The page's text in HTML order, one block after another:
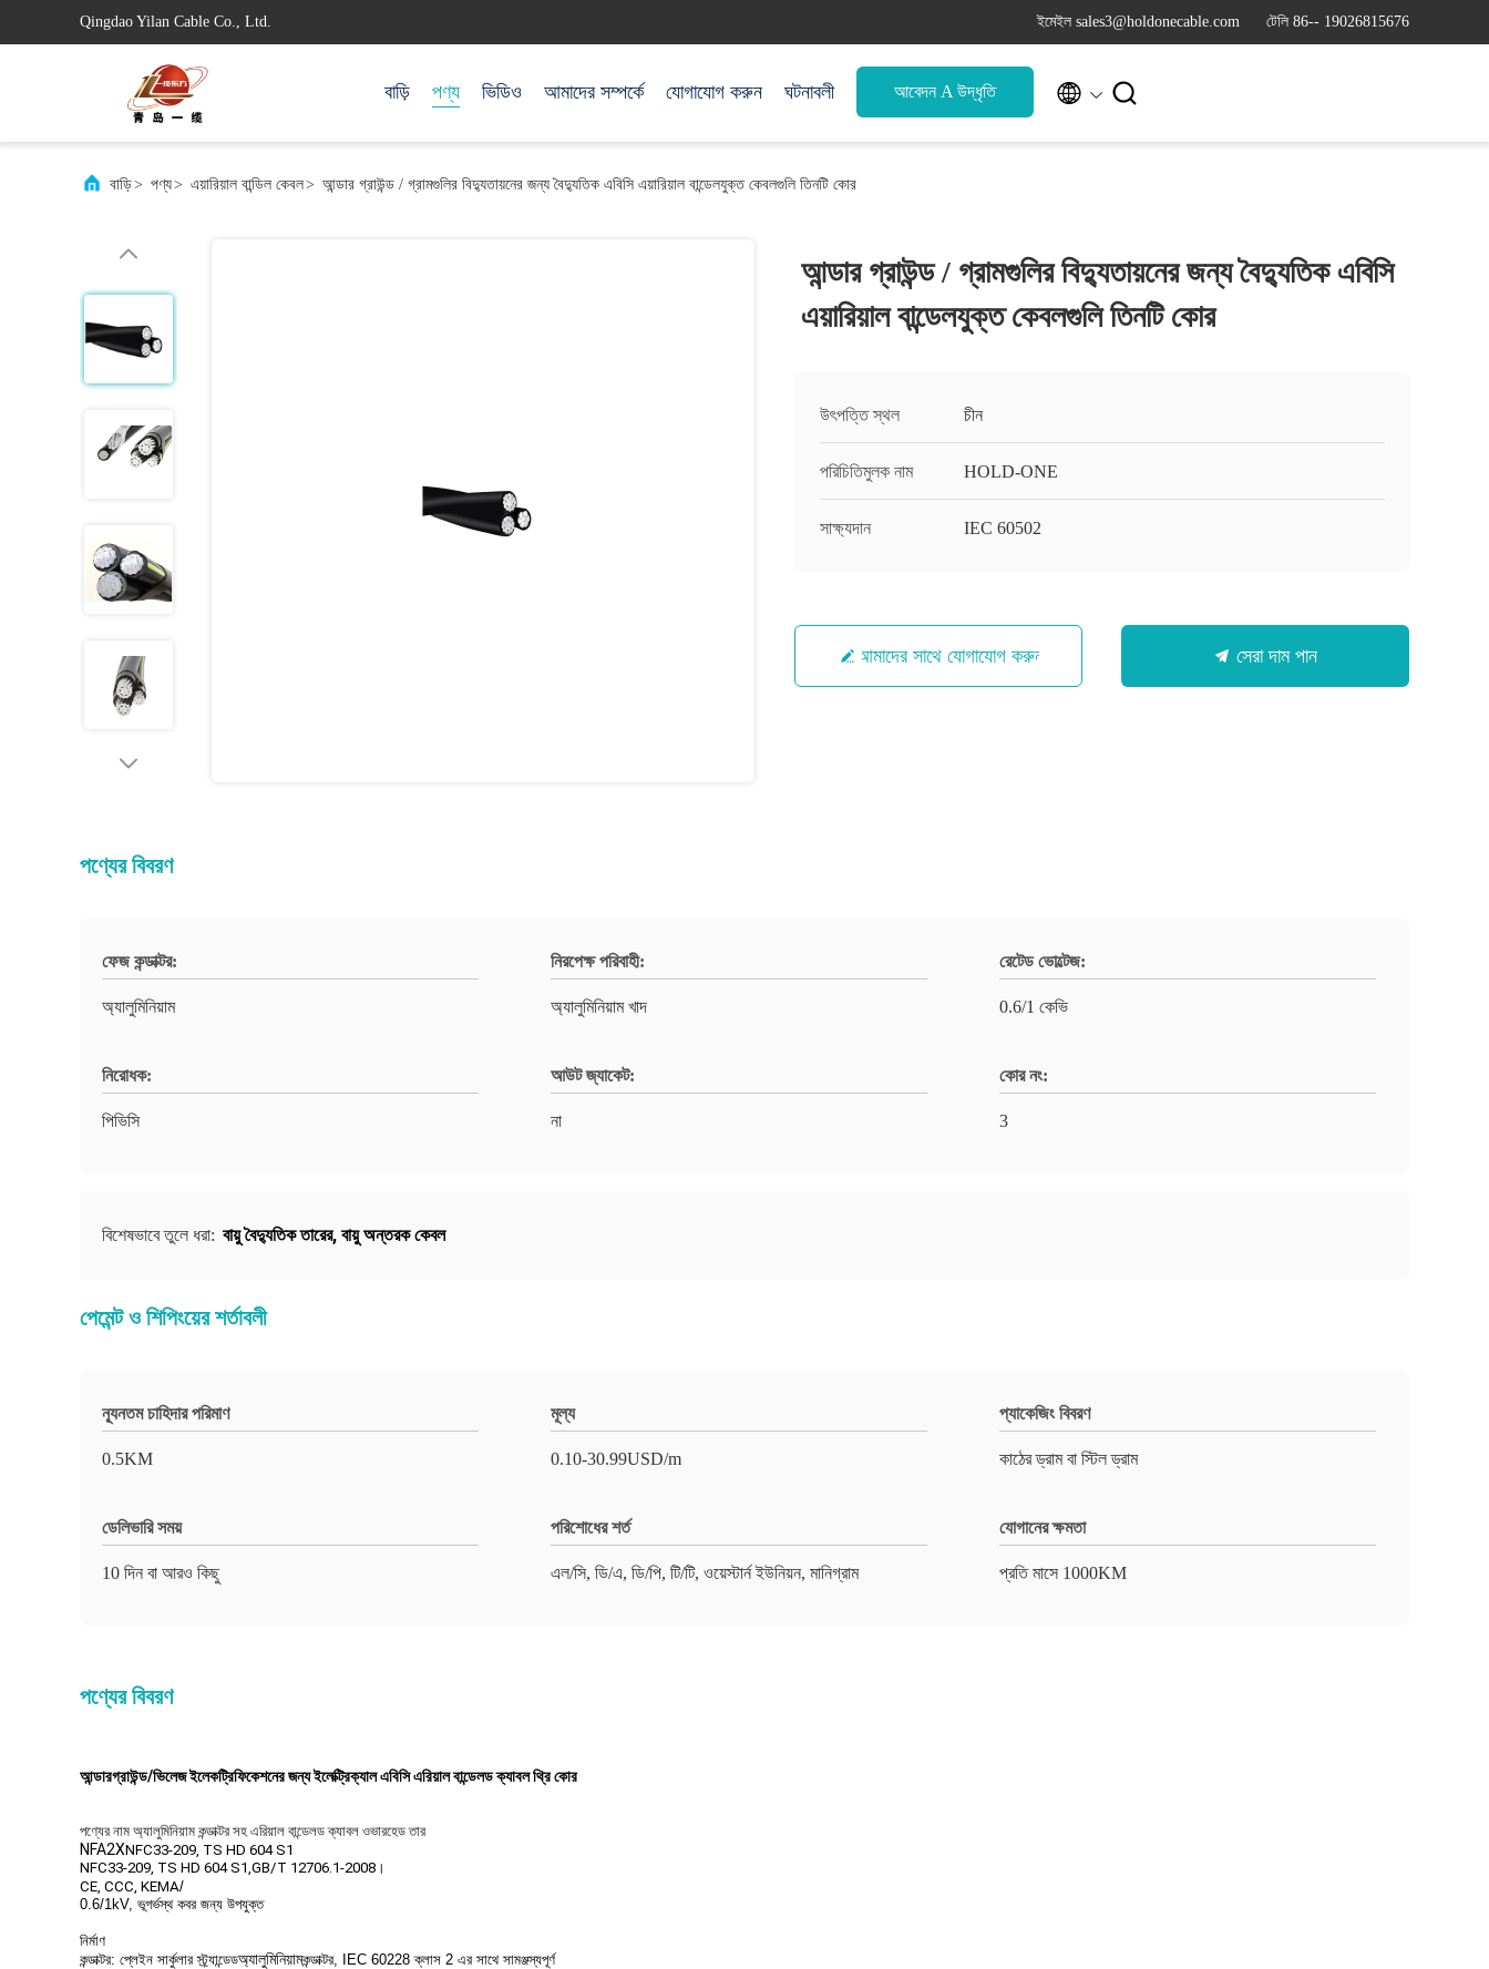
Qingdao Yilan Cable Co., Ltd. ইমেইল sales3@holdonecable.com টেলি 86-- 19026815676
বাড়ি পণ্য ভিডিও আমাদের সম্পর্কে যোগাযোগ করুন ঘটনাবলী আবেদন A উদ্ধৃতি  
বাড়ি> পণ্য> এয়ারিয়াল বান্ডিল কেবল> আন্ডার গ্রাউন্ড / গ্রামগুলির বিদ্যুতায়নের জন্য বৈদ্যুতিক এবিসি এয়ারিয়াল বান্ডেলযুক্ত কেবলগুলি তিনটি কোর
আন্ডার গ্রাউন্ড / গ্রামগুলির বিদ্যুতায়নের জন্য বৈদ্যুতিক এবিসি
এয়ারিয়াল বান্ডেলযুক্ত কেবলগুলি তিনটি কোর
উৎপত্তি স্থল চীন
পরিচিতিমুলক নাম HOLD-ONE
সাক্ষ্যদান IEC 60502
আমাদের সাথে যোগাযোগ করুন সেরা দাম পান
পণ্যের বিবরণ
ফেজ কন্ডাক্টর:
অ্যালুমিনিয়াম
নিরপেক্ষ পরিবাহী:
অ্যালুমিনিয়াম খাদ
রেটেড ভোল্টেজ:
0.6/1 কেভি
নিরোধক:
পিভিসি
আউট জ্যাকেট:
না
কোর নং:
3
বিশেষভাবে তুলে ধরা: বায়ু বৈদ্যুতিক তারের, বায়ু অন্তরক কেবল
পেমেন্ট ও শিপিংয়ের শর্তাবলী
ন্যূনতম চাহিদার পরিমাণ
0.5KM
মূল্য
0.10-30.99USD/m
প্যাকেজিং বিবরণ
কাঠের ড্রাম বা স্টিল ড্রাম
ডেলিভারি সময়
10 দিন বা আরও কিছু
পরিশোধের শর্ত
এল/সি, ডি/এ, ডি/পি, টি/টি, ওয়েস্টার্ন ইউনিয়ন, মানিগ্রাম
যোগানের ক্ষমতা
প্রতি মাসে 1000KM
পণ্যের বিবরণ
আন্ডারগ্রাউন্ড/ভিলেজ ইলেকট্রিফিকেশনের জন্য ইলেক্ট্রিক্যাল এবিসি এরিয়াল বান্ডেলড ক্যাবল থ্রি কোর
পণ্যের নাম অ্যালুমিনিয়াম কন্ডাক্টর সহ এরিয়াল বান্ডেলড ক্যাবল ওভারহেড তার
NFA2XNFC33-209, TS HD 604 S1
NFC33-209, TS HD 604 S1,GB/T 12706.1-2008।
CE, CCC, KEMA/
0.6/1kV, ভূগর্ভস্থ কবর জন্য উপযুক্ত
নির্মাণ
কন্ডাক্টর: প্লেইন সার্কুলার স্ট্র্যান্ডেডঅ্যালুমিনিয়ামকন্ডাক্টর, IEC 60228 ক্লাস 2 এর সাথে সামঞ্জস্যপূর্ণ